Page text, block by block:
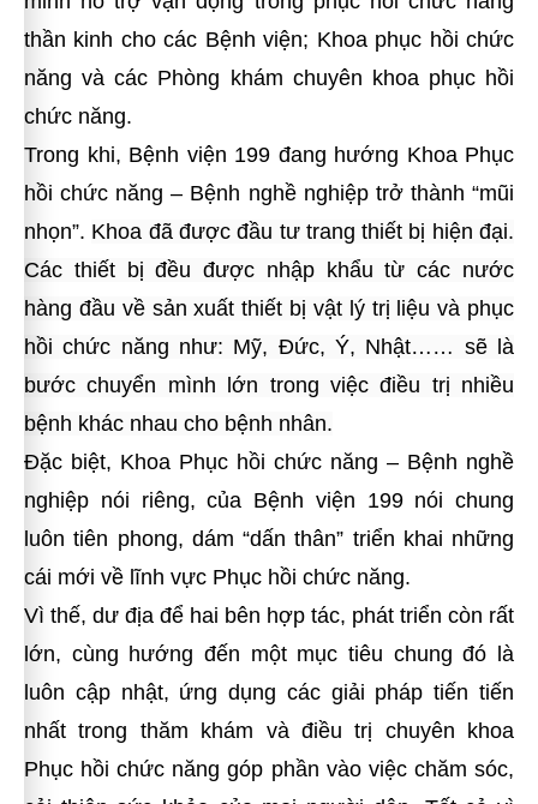
thần kinh cho các Bệnh viện; Khoa phục hồi chức
năng và các Phòng khám chuyên khoa phục hồi
chức năng.
Trong khi, Bệnh viện 199 đang hướng Khoa Phục
hồi chức năng – Bệnh nghề nghiệp trở thành “mũi
nhọn”. Khoa đã được đầu tư trang thiết bị hiện đại.
Các thiết bị đều được nhập khẩu từ các nước
hàng đầu về sản xuất thiết bị vật lý trị liệu và phục
hồi chức năng như: Mỹ, Đức, Ý, Nhật…… sẽ là
bước chuyển mình lớn trong việc điều trị nhiều
bệnh khác nhau cho bệnh nhân.
Đặc biệt, Khoa Phục hồi chức năng – Bệnh nghề
nghiệp nói riêng, của Bệnh viện 199 nói chung
luôn tiên phong, dám “dấn thân” triển khai những
cái mới về lĩnh vực Phục hồi chức năng.
Vì thế, dư địa để hai bên hợp tác, phát triển còn rất
lớn, cùng hướng đến một mục tiêu chung đó là
luôn cập nhật, ứng dụng các giải pháp tiến tiến
nhất trong thăm khám và điều trị chuyên khoa
Phục hồi chức năng góp phần vào việc chăm sóc,